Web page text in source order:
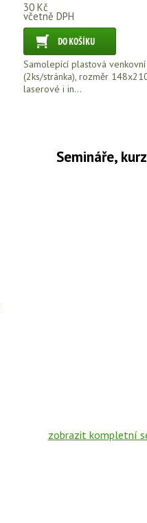
30 Kč
včetně DPH
Samolepící plastová
(2ks/stránka), rozměr
laserové i in...
Semináře,
zobrazit kompletní